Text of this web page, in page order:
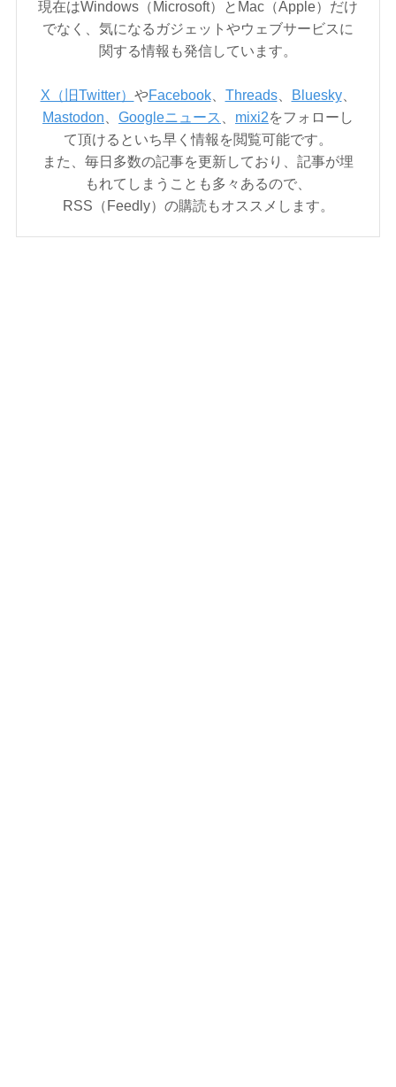
現在はWindows（Microsoft）とMac（Apple）だけ
でなく、気になるガジェットやウェブサービスに
関する情報も発信しています。
X（旧Twitter） やFacebook、 Threads、 Bluesky、
Mastodon
Googleニュース mixi2をフォローし
て頂けるといち早く情報を閲覧可能です。
また、毎日多数の記事を更新しており、記事が埋
もれてしまうことも多々あるので、
RSS（Feedly）の購読もオススメします。